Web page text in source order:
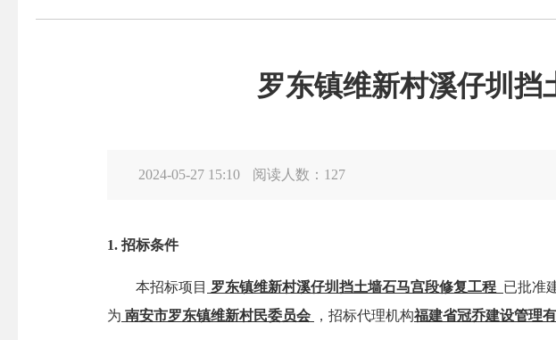
罗东镇维新村溪仔圳
2024-05-27 15:10 阅读人数： 127
1. 招标条件
本招标项目 罗东镇维新村溪仔圳挡土墙石马宫段修复工程 已批准
为 南安市罗东镇维新村民委员会 ，招标代理机构福建省冠乔建设管理